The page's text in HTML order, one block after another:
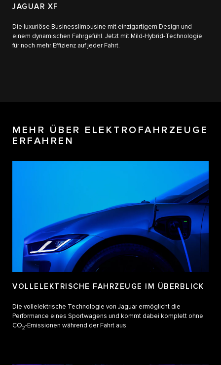
JAGUAR XF
Die luxuriöse Businesslimousine mit einzigartigem Design und
einem dynamischen Fahrgefühl. Jetzt mit Mild-Hybrid-Technologie
für noch mehr Effizienz auf jeder Fahrt.
MEHR ÜBER ELEKTROFAHRZEUGE
ERFAHREN
VOLLELEKTRISCHE FAHRZEUGE IM ÜBERBLICK
Die vollelektrische Technologie von Jaguar ermöglicht die
Performance eines Sportwagens und kommt dabei komplett ohne
CO2-Emissionen während der Fahrt aus.